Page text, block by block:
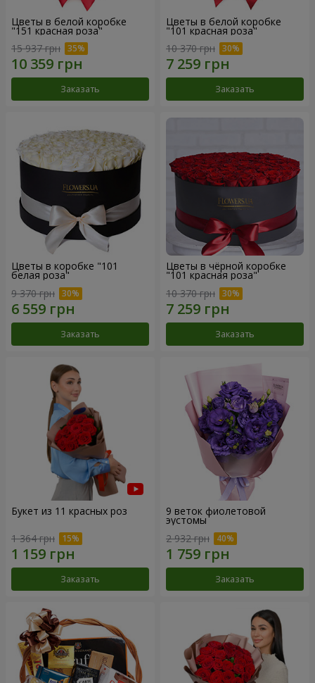
Цветы в белой коробке
"151 красная роза"
15 937 грн
Заказать
Цветы в белой коробке
"101 красная роза"
10 370 грн
Заказать
Цветы в коробке "101
белая роза"
9 370 грн
Заказать
Цветы в чёрной коробке
"101 красная роза"
10 370 грн
Заказать
Букет из 11 красных роз
1 364 грн
Заказать
9 веток фиолетовой
эустомы
2 932 грн
Заказать